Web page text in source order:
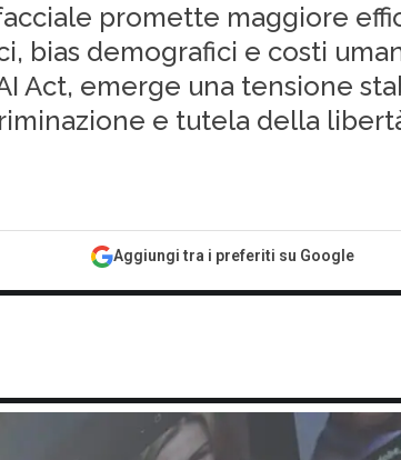
promette maggiore
bias demografici e costi
Act, emerge una tensione
e tutela della
Aggiungi tra i preferiti su Google